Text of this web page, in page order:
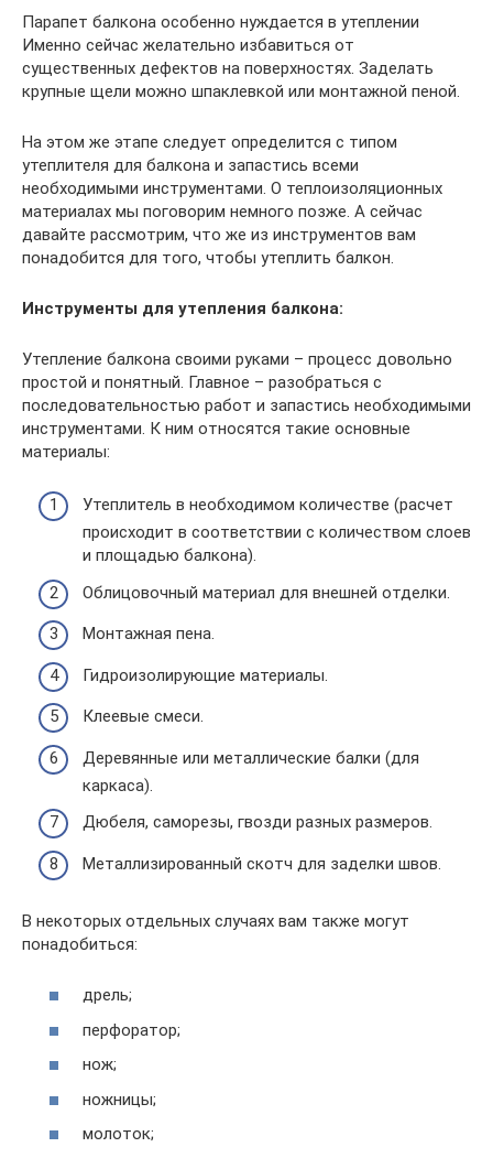
Парапет балкона особенно нуждается в утеплении
Именно сейчас желательно избавиться от
существенных дефектов на поверхностях. Заделать
крупные щели можно шпаклевкой или монтажной пеной.
На этом же этапе следует определится с типом
утеплителя для балкона и запастись всеми
необходимыми инструментами. О теплоизоляционных
материалах мы поговорим немного позже. А сейчас
давайте рассмотрим, что же из инструментов вам
понадобится для того, чтобы утеплить балкон.
Инструменты для утепления балкона:
Утепление балкона своими руками – процесс довольно
простой и понятный. Главное – разобраться с
последовательностью работ и запастись необходимыми
инструментами. К ним относятся такие основные
материалы:
Утеплитель в необходимом количестве (расчет
происходит в соответствии с количеством слоев
и площадью балкона).
Облицовочный материал для внешней отделки.
Монтажная пена.
Гидроизолирующие материалы.
Клеевые смеси.
Деревянные или металлические балки (для
каркаса).
Дюбеля, саморезы, гвозди разных размеров.
Металлизированный скотч для заделки швов.
В некоторых отдельных случаях вам также могут
понадобиться:
дрель;
перфоратор;
нож;
ножницы;
молоток;